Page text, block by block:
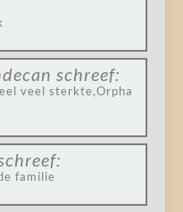
schreef:
veel sterkte,Orpha
familie